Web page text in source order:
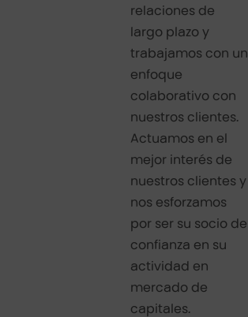
relaciones de
largo plazo y
trabajamos con un
enfoque
colaborativo con
nuestros clientes.
Actuamos en el
mejor interés de
nuestros clientes y
nos esforzamos
por ser su socio de
confianza en su
actividad en
mercado de
capitales.